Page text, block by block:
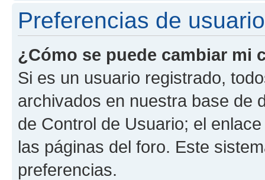
Preferencias de
¿Cómo se puede cambiar mi
Si es un usuario registrado,
archivados en nuestra base de
de Control de Usuario; el
las páginas del foro. Este
preferencias.